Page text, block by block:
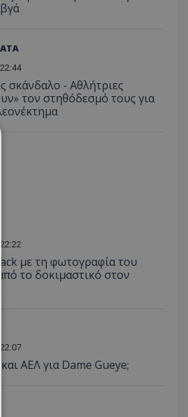
σκάνδαλο - Aθλήτριες
τον στηθόδεσμό τους για
με τη φωτογραφία του
το δοκιμαστικό στον
ΑΕΛ για Dame Gueye;